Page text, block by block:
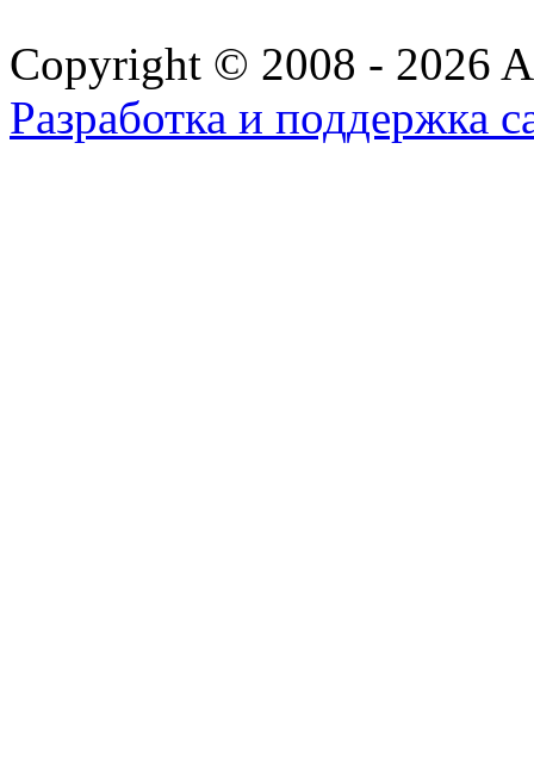
Copyright © 2008 - 2026
Разработка и поддержка